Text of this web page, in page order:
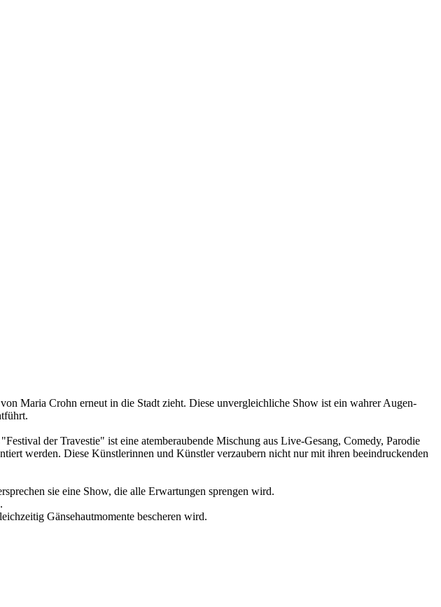
Maria Crohn erneut in die Stadt zieht. Diese unvergleichliche Show ist ein wahrer Augen-
der Travestie" ist eine atemberaubende Mischung aus Live-Gesang, Comedy, Parodie
werden. Diese Künstlerinnen und Künstler verzaubern nicht nur mit ihren beeindruckenden
sie eine Show, die alle Erwartungen sprengen wird.
Gänsehautmomente bescheren wird.